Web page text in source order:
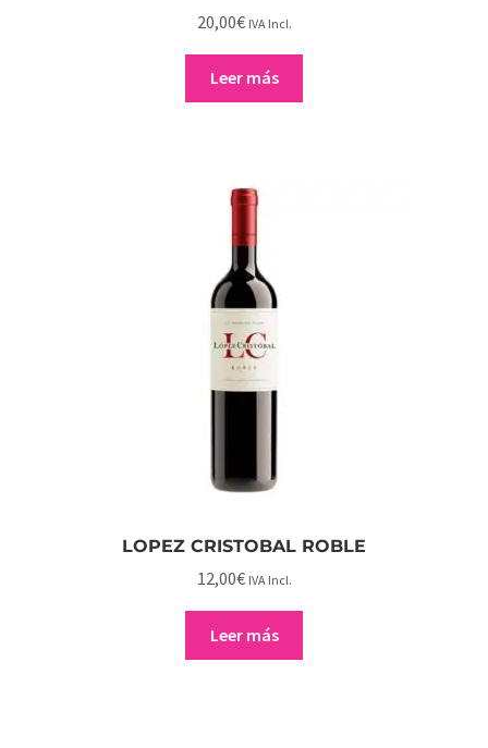
20,00€ IVA Incl.
Leer más
LOPEZ CRISTOBAL ROBLE
12,00€ IVA Incl.
Leer más